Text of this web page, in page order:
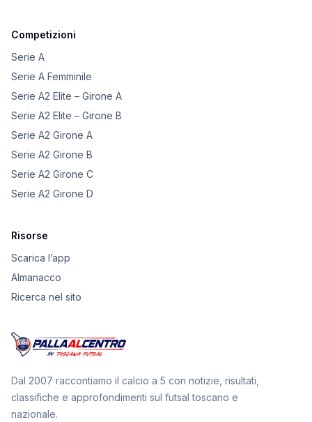
Competizioni
Serie A
Serie A Femminile
Serie A2 Elite – Girone A
Serie A2 Elite – Girone B
Serie A2 Girone A
Serie A2 Girone B
Serie A2 Girone C
Serie A2 Girone D
Risorse
Scarica l’app
Almanacco
Ricerca nel sito
Dal 2007 raccontiamo il calcio a 5 con notizie, risultati,
classifiche e approfondimenti sul futsal toscano e
nazionale.